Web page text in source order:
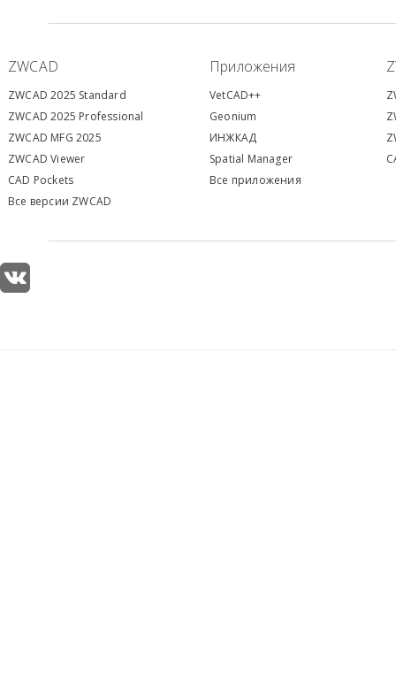
ZWCAD Приложения
ZWCAD 2025 Standard
ZWCAD 2025 Professional
ZWCAD MFG 2025
ZWCAD Viewer
CAD Pockets
Все версии ZWCAD
VetCAD++
Geonium
ИНЖКАД
Spatial Manager
Все приложения